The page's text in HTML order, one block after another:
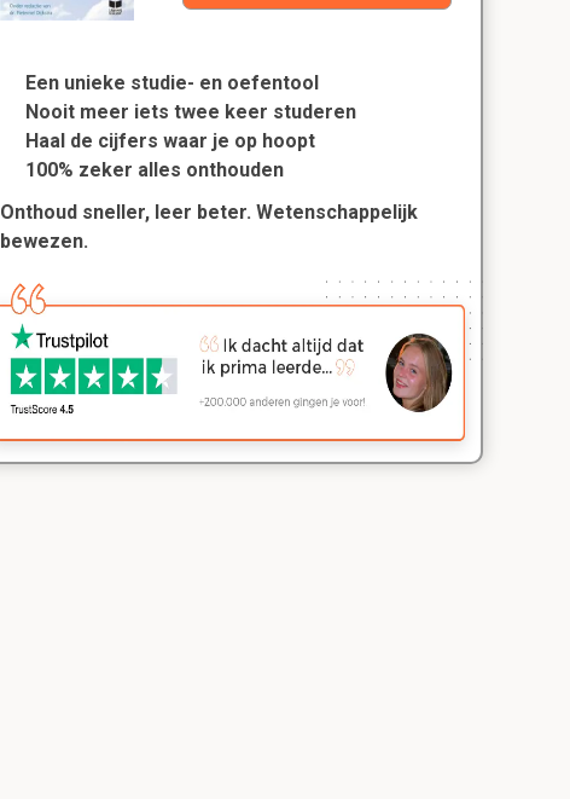
Een unieke studie- en oefentool
Nooit meer iets twee keer studeren
Haal de cijfers waar je op hoopt
100% zeker alles onthouden
Onthoud sneller, leer beter. Wetenschappelijk
bewezen.